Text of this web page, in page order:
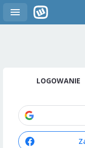
LOGOWANIE